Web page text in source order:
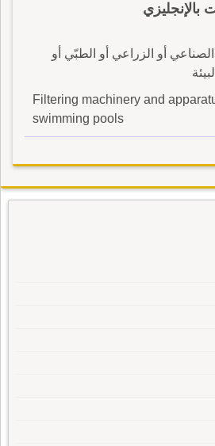
بالإنجليزي
أو الزراعي أو الطبّي أو
Filtering machinery and
swimming pools